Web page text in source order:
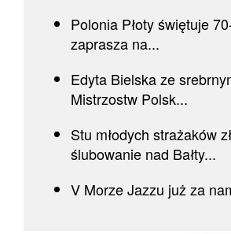
Polonia Płoty świętuje
zaprasza na...
Edyta Bielska ze
Mistrzostw Polsk...
Stu młodych strażaków
ślubowanie nad Bałty...
V Morze Jazzu już za